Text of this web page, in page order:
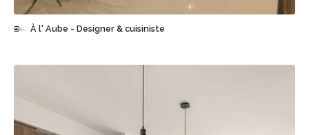
À l' Aube - Designer & cuisiniste